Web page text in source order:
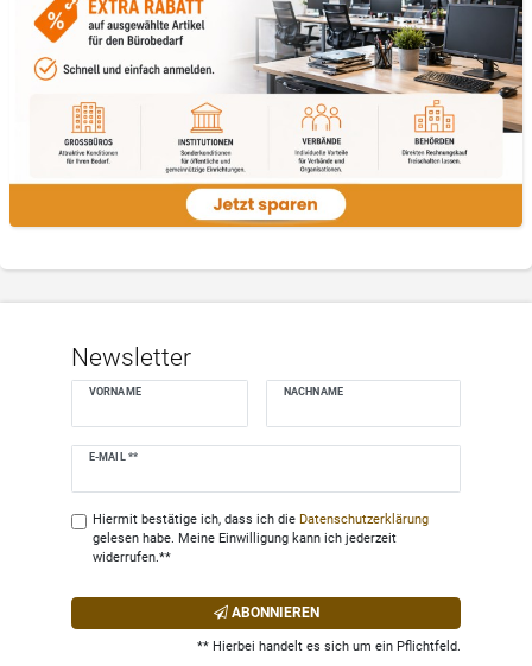
Newsletter
VORNAME NACHNAME
E-MAIL **
Newsletter
Hiermit bestätige ich, dass ich die Daten­schutz­erklärung
gelesen habe. Meine Einwilligung kann ich jederzeit
widerrufen.**
ABONNIEREN
** Hierbei handelt es sich um ein Pflichtfeld.